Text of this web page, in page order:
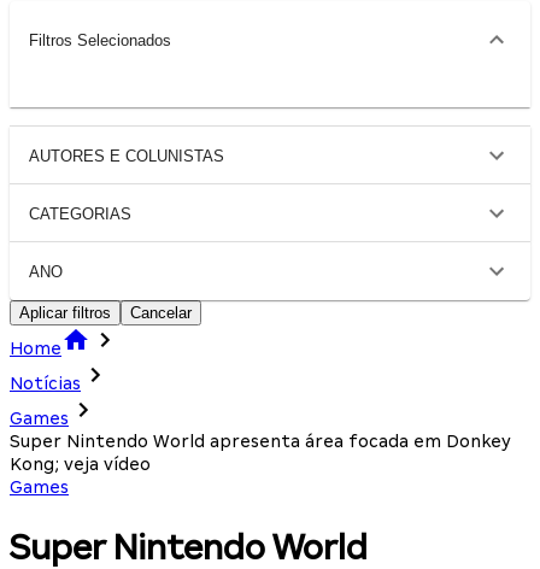
Filtros Selecionados
AUTORES E COLUNISTAS
CATEGORIAS
ANO
Aplicar filtros Cancelar
Home
Notícias
Games
Super Nintendo World apresenta área focada em Donkey
Kong; veja vídeo
Games
Super Nintendo World